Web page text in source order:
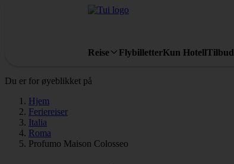
Reise FlybilletterKun HotellTilbud
Du er for øyeblikket på
Hjem
Feriereiser
Italia
Roma
Profumo Maison Colosseo